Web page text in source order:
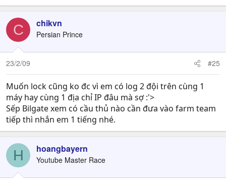
C chikvn
Persian Prince
23/2/09 #25
Muốn lock cũng ko đc vì em có log 2 đội trên cùng 1
máy hay cùng 1 địa chỉ IP đâu mà sợ :'>
Sếp Bilgate xem có cầu thủ nào cần đưa vào farm team
tiếp thì nhắn em 1 tiếng nhé.
H hoangbayern
Youtube Master Race